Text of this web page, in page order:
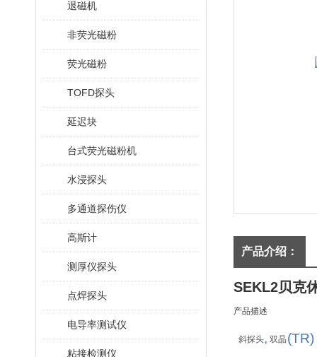
退磁机
非荧光磁粉
荧光磁粉
TOFD探头
延迟块
台式荧光磁粉机
水浸探头
多通道探伤仪
高斯计
测厚仪探头
点焊探头
电导率测试仪
粘接检测仪
产品介绍：
SEKL2贝克
产品描述
斜探头, 双晶 (TR)